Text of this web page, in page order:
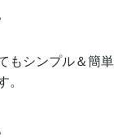
もシンプル＆簡単